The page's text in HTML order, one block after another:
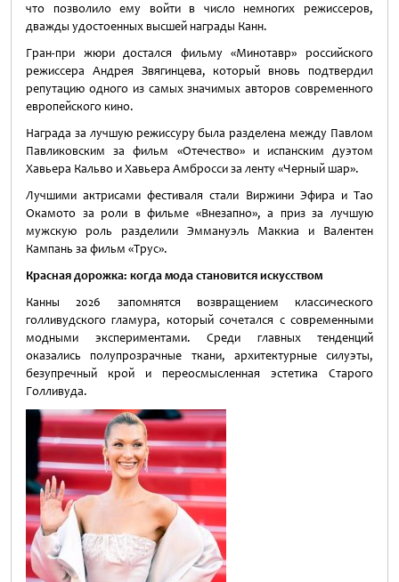
что позволило ему войти в число немногих режиссеров,
дважды удостоенных высшей награды Канн.
Гран-при жюри достался фильму «Минотавр» российского
режиссера Андрея Звягинцева, который вновь подтвердил
репутацию одного из самых значимых авторов современного
европейского кино.
Награда за лучшую режиссуру была разделена между Павлом
Павликовским за фильм «Отечество» и испанским дуэтом
Хавьера Кальво и Хавьера Амбросси за ленту «Черный шар».
Лучшими актрисами фестиваля стали Виржини Эфира и Тао
Окамото за роли в фильме «Внезапно», а приз за лучшую
мужскую роль разделили Эммануэль Маккиа и Валентен
Кампань за фильм «Трус».
Красная дорожка: когда мода становится искусством
Канны 2026 запомнятся возвращением классического
голливудского гламура, который сочетался с современными
модными экспериментами. Среди главных тенденций
оказались полупрозрачные ткани, архитектурные силуэты,
безупречный крой и переосмысленная эстетика Старого
Голливуда.